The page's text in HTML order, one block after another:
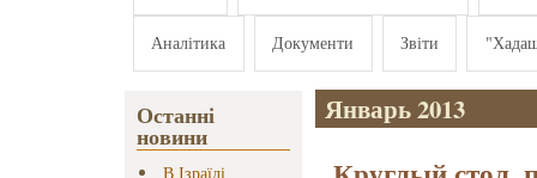
Аналітика Документи Звіти
Останні
новини
В Ізраїлі
Январь 2013